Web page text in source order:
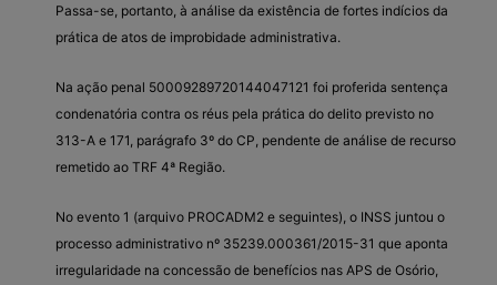
Passa-se, portanto, à análise da existência de fortes indícios da
prática de atos de improbidade administrativa.
Na ação penal 50009289720144047121 foi proferida sentença
condenatória contra os réus pela prática do delito previsto no
313-A e 171, parágrafo 3º do CP, pendente de análise de recurso
remetido ao TRF 4ª Região.
No evento 1 (arquivo PROCADM2 e seguintes), o INSS juntou o
processo administrativo nº 35239.000361/2015-31 que aponta
irregularidade na concessão de benefícios nas APS de Osório,